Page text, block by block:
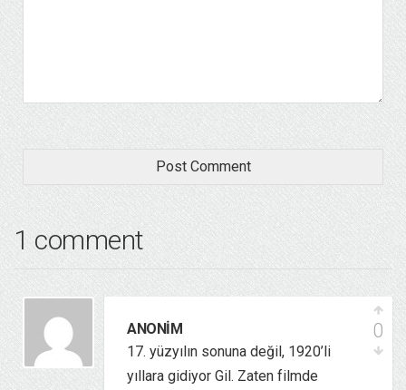
1 comment
ANONIM
17. yüzyılın sonuna değil, 1920’li
yıllara gidiyor Gil. Zaten filmde
0